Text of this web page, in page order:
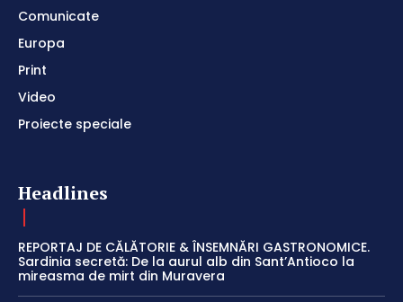
Comunicate
Europa
Print
Video
Proiecte speciale
Headlines
REPORTAJ DE CĂLĂTORIE & ÎNSEMNĂRI GASTRONOMICE.
Sardinia secretă: De la aurul alb din Sant’Antioco la
mireasma de mirt din Muravera